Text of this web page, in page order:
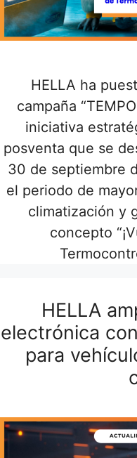
HELLA ha
campaña
iniciativa
posventa que se
30 de septiembre
el periodo de
climatización y
concepto
HELLA
electrónica
para